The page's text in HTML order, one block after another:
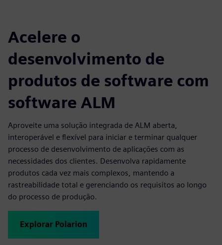
Acelere o
desenvolvimento de
produtos de software com
software ALM
Aproveite uma solução integrada de ALM aberta,
interoperável e flexível para iniciar e terminar qualquer
processo de desenvolvimento de aplicações com as
necessidades dos clientes. Desenvolva rapidamente
produtos cada vez mais complexos, mantendo a
rastreabilidade total e gerenciando os requisitos ao longo
do processo de produção.
Explorar Polarion